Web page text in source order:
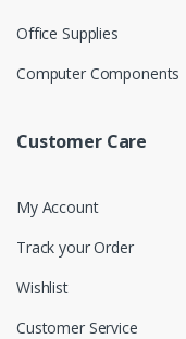
Office Supplies
Computer Components
Customer Care
My Account
Track your Order
Wishlist
Customer Service